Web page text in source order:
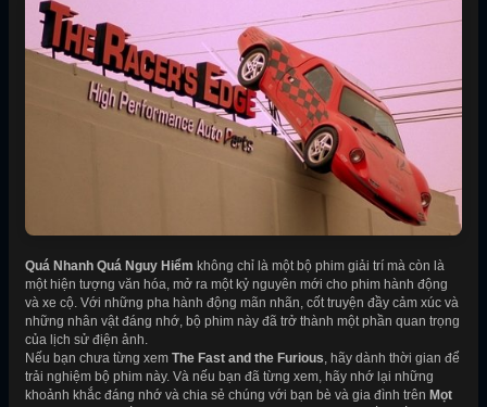
Quá Nhanh Quá Nguy Hiểm không chỉ là một bộ phim giải trí mà còn là
một hiện tượng văn hóa, mở ra một kỷ nguyên mới cho phim hành động
và xe cộ. Với những pha hành động mãn nhãn, cốt truyện đầy cảm xúc và
những nhân vật đáng nhớ, bộ phim này đã trở thành một phần quan trọng
của lịch sử điện ảnh.
Nếu bạn chưa từng xem The Fast and the Furious, hãy dành thời gian để
trải nghiệm bộ phim này. Và nếu bạn đã từng xem, hãy nhớ lại những
khoảnh khắc đáng nhớ và chia sẻ chúng với bạn bè và gia đình trên Mọt